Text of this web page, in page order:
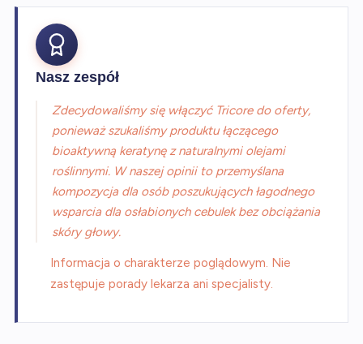
Nasz zespół
Zdecydowaliśmy się włączyć Tricore do oferty,
ponieważ szukaliśmy produktu łączącego
bioaktywną keratynę z naturalnymi olejami
roślinnymi. W naszej opinii to przemyślana
kompozycja dla osób poszukujących łagodnego
wsparcia dla osłabionych cebulek bez obciążania
skóry głowy.
Informacja o charakterze poglądowym. Nie
zastępuje porady lekarza ani specjalisty.